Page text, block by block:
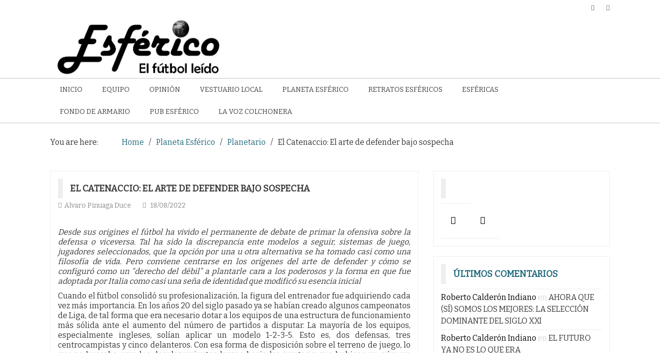
INICIO EQUIPO OPINIÓN VESTUARIO LOCAL PLANETA ESFÉRICO RETRATOS ESFÉRICOS ESFÉRICAS
FONDO DE ARMARIO PUB ESFÉRICO LA VOZ COLCHONERA
You are here: Home Planeta Esférico Planetario El Catenaccio: El arte de defender bajo sospecha
EL CATENACCIO: EL ARTE DE DEFENDER BAJO SOSPECHA
Alvaro Pinuaga Duce 18/08/2022
Desde sus origines el fútbol ha vivido el permanente de debate de primar la ofensiva sobre la
defensa o viceversa. Tal ha sido la discrepancia ente modelos a seguir, sistemas de juego,
jugadores seleccionados, que la opción por una u otra alternativa se ha tomado casi como una
filosofía de vida. Pero conviene centrarse en los orígenes del arte de defender y cómo se
configuró como un “derecho del débil” a plantarle cara a los poderosos y la forma en que fue
adoptada por Italia como casi una seña de identidad que modificó su esencia inicial
Cuando el fútbol consolidó su profesionalización, la figura del entrenador fue adquiriendo cada
vez más importancia. En los años 20 del siglo pasado ya se habían creado algunos campeonatos
de Liga, de tal forma que era necesario dotar a los equipos de una estructura de funcionamiento
más sólida ante el aumento del número de partidos a disputar. La mayoría de los equipos,
especialmente ingleses, solían aplicar un modelo 1-2-3-5. Esto es, dos defensas, tres
centrocampistas y cinco delanteros. Con esa forma de disposición sobre el terreno de juego, lo
ÚLTIMOS COMENTARIOS
Roberto Calderón Indiano en AHORA QUE
(SÍ) SOMOS LOS MEJORES: LA SELECCIÓN
DOMINANTE DEL SIGLO XXI
Roberto Calderón Indiano en EL FUTURO
YA NO ES LO QUE ERA